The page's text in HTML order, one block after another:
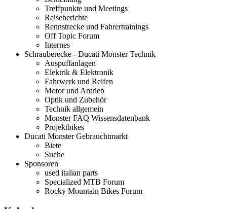
Treffpunkte und Meetings
Reiseberichte
Rennstrecke und Fahrertrainings
Off Topic Forum
Internes
Schrauberecke - Ducati Monster Technik
Auspuffanlagen
Elektrik & Elektronik
Fahrwerk und Reifen
Motor und Antrieb
Optik und Zubehör
Technik allgemein
Monster FAQ Wissensdatenbank
Projektbikes
Ducati Monster Gebrauchtmarkt
Biete
Suche
Sponsoren
used italian parts
Specialized MTB Forum
Rocky Mountain Bikes Forum